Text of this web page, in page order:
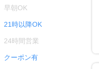
早朝OK
21時以降OK
24時間営業
クーポン有